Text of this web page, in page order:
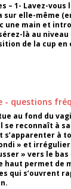
– 1- Lavez-vous
sur elle-même
une main et
là au niveau
de la cup
au fond du
se reconnaît à
à
» et
» vers le bas
haut permet de
qui s’ouvrent